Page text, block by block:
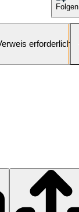
Folgen
erforderlich